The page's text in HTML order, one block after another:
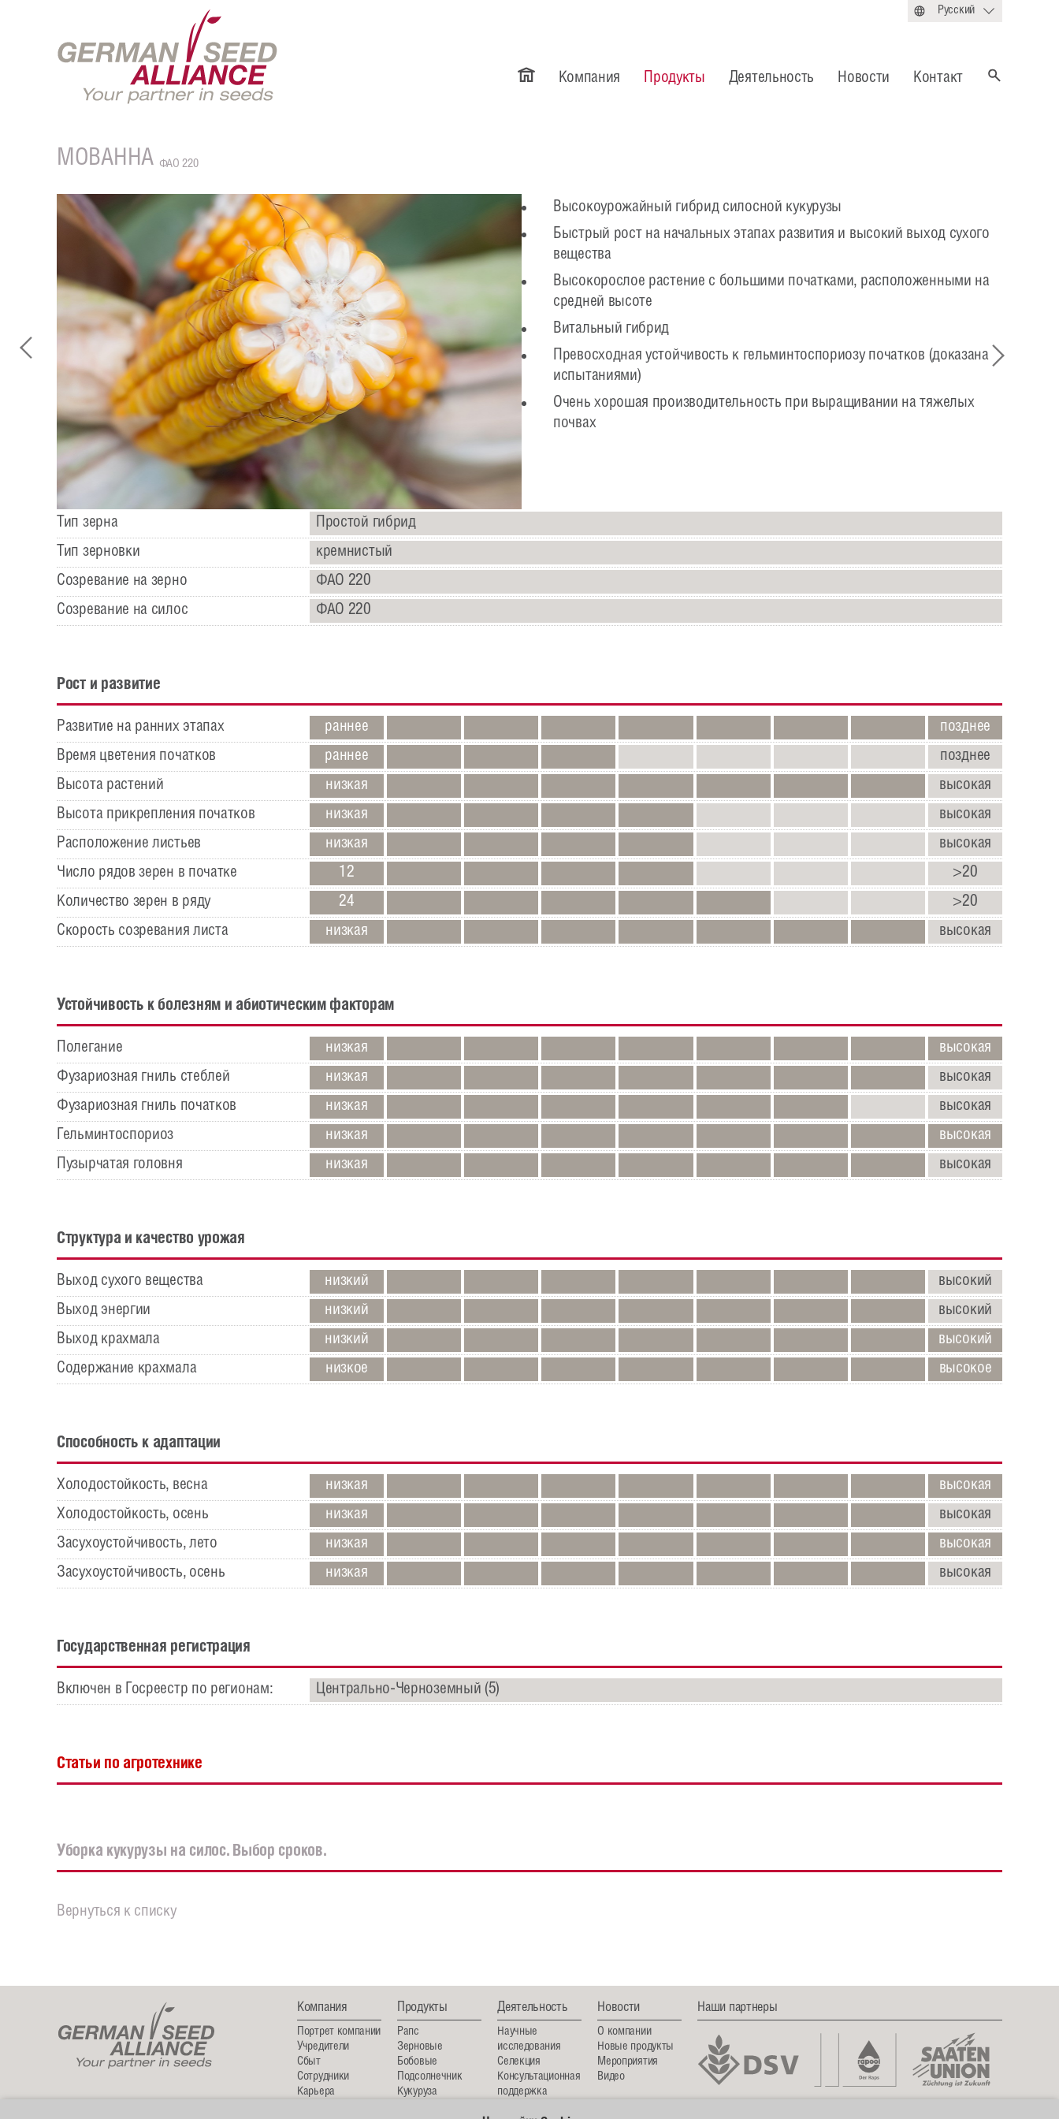
Русский
Компания Продукты Деятельность Новости Контакт
МОВАННА ФАО 220
Высокоурожайный гибрид силосной кукурузы
Быстрый рост на начальных этапах развития и высокий выход сухого
вещества
Высокорослое растение с большими початками, расположенными на
средней высоте
Витальный гибрид
Превосходная устойчивость к гельминтоспориозу початков (доказана
испытаниями)
Очень хорошая производительность при выращивании на тяжелых
почвах
Тип зерна
Простой гибрид
Тип зерновки
кремнистый
Созревание на зерно
ФАО 220
Созревание на силос
ФАО 220
Рост и развитие
Развитие на ранних этапах раннее
позднее
Время цветения початков
раннее
позднее
Высота растений
низкая
высокая
Высота прикрепления початков
низкая
высокая
Расположение листьев
низкая
высокая
Число рядов зерен в початке
12
>20
Количество зерен в ряду
24
>20
Скорость созревания листа
низкая высокая
Устойчивость к болезням и абиотическим факторам
Полегание низкая
высокая
Фузариозная гниль стеблей
низкая
высокая
Фузариозная гниль початков
низкая
высокая
Гельминтоспориоз
низкая
высокая
Пузырчатая головня
низкая высокая
Структура и качество урожая
Выход сухого вещества низкий
высокий
Выход энергии
низкий
высокий
Выход крахмала
низкий
высокий
Содержание крахмала
низкое высокое
Способность к адаптации
Холодостойкость, весна низкая
высокая
Холодостойкость, осень
низкая
высокая
Засухоустойчивость, лето
низкая
высокая
Засухоустойчивость, осень
низкая высокая
Государственная регистрация
Включен в Госреестр по регионам: Центрально-Черноземный (5)
Статьи по агротехнике
Уборка кукурузы на силос. Выбор сроков.
Вернуться к списку
Компания
Портрет компании
Учредители
Сбыт
Сотрудники
Карьера
Продукты
Рапс
Зерновые
Бобовые
Подсолнечник
Кукуруза
Деятельность
Научные
исследования
Селекция
Консультационная
поддержка
Новости
О компании
Новые продукты
Мероприятия
Видео
Наши партнеры